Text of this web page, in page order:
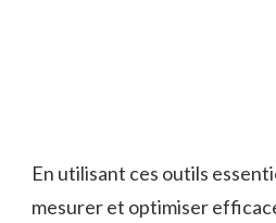
En utilisant ces outils
mesurer et optimiser